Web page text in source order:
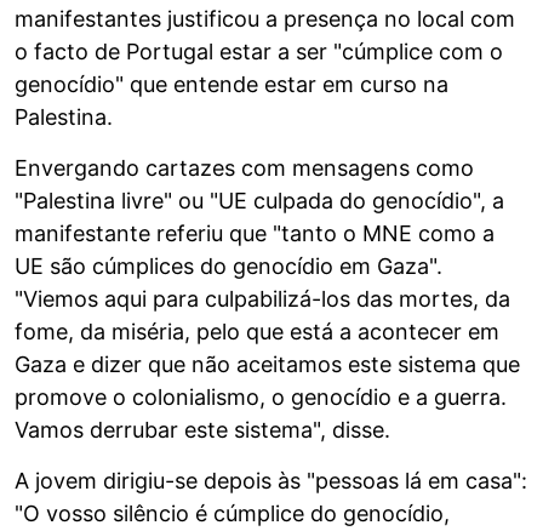
manifestantes justificou a presença no local com
o facto de Portugal estar a ser "cúmplice com o
genocídio" que entende estar em curso na
Palestina.
Envergando cartazes com mensagens como
"Palestina livre" ou "UE culpada do genocídio", a
manifestante referiu que "tanto o MNE como a
UE são cúmplices do genocídio em Gaza".
"Viemos aqui para culpabilizá-los das mortes, da
fome, da miséria, pelo que está a acontecer em
Gaza e dizer que não aceitamos este sistema que
promove o colonialismo, o genocídio e a guerra.
Vamos derrubar este sistema", disse.
A jovem dirigiu-se depois às "pessoas lá em casa":
"O vosso silêncio é cúmplice do genocídio,